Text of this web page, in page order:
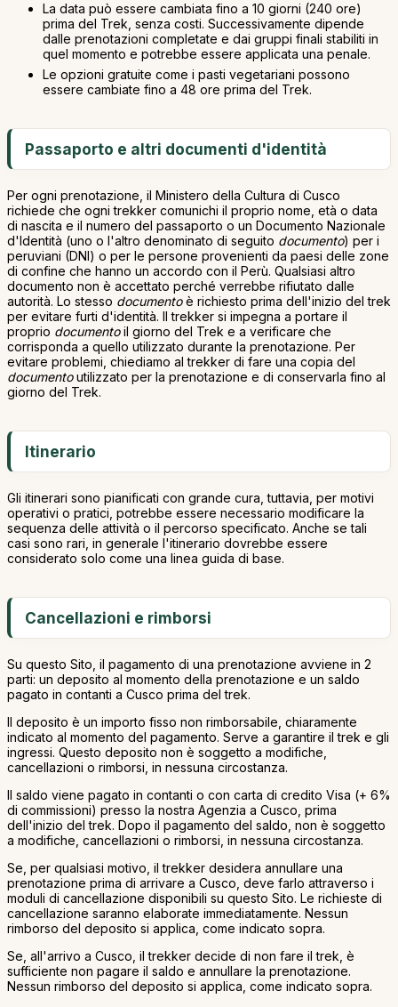
La data può essere cambiata fino a 10 giorni (240 ore)
prima del Trek, senza costi. Successivamente dipende
dalle prenotazioni completate e dai gruppi finali stabiliti in
quel momento e potrebbe essere applicata una penale.
Le opzioni gratuite come i pasti vegetariani possono
essere cambiate fino a 48 ore prima del Trek.
Passaporto e altri documenti d'identità
Per ogni prenotazione, il Ministero della Cultura di Cusco
richiede che ogni trekker comunichi il proprio nome, età o data
di nascita e il numero del passaporto o un Documento Nazionale
d'Identità (uno o l'altro denominato di seguito documento) per i
peruviani (DNI) o per le persone provenienti da paesi delle zone
di confine che hanno un accordo con il Perù. Qualsiasi altro
documento non è accettato perché verrebbe rifiutato dalle
autorità. Lo stesso documentoè richiesto prima dell'inizio del trek
per evitare furti d'identità. Il trekker si impegna a portare il
proprio documentoil giorno del Trek e a verificare che
corrisponda a quello utilizzato durante la prenotazione. Per
evitare problemi, chiediamo al trekker di fare una copia del
documentoutilizzato per la prenotazione e di conservarla fino al
giorno del Trek.
Itinerario
Gli itinerari sono pianificati con grande cura, tuttavia, per motivi
operativi o pratici, potrebbe essere necessario modificare la
sequenza delle attività o il percorso specificato. Anche se tali
casi sono rari, in generale l'itinerario dovrebbe essere
considerato solo come una linea guida di base.
Cancellazioni e rimborsi
Su questo Sito, il pagamento di una prenotazione avviene in 2
parti: un deposito al momento della prenotazione e un saldo
pagato in contanti a Cusco prima del trek.
Il deposito è un importo fisso non rimborsabile, chiaramente
indicato al momento del pagamento. Serve a garantire il trek e gli
ingressi. Questo deposito non è soggetto a modifiche,
cancellazioni o rimborsi, in nessuna circostanza.
Il saldo viene pagato in contanti o con carta di credito Visa (+ 6%
di commissioni) presso la nostra Agenzia a Cusco, prima
dell'inizio del trek. Dopo il pagamento del saldo, non è soggetto
a modifiche, cancellazioni o rimborsi, in nessuna circostanza.
Se, per qualsiasi motivo, il trekker desidera annullare una
prenotazione prima di arrivare a Cusco, deve farlo attraverso i
moduli di cancellazione disponibili su questo Sito. Le richieste di
cancellazione saranno elaborate immediatamente. Nessun
rimborso del deposito si applica, come indicato sopra.
Se, all'arrivo a Cusco, il trekker decide di non fare il trek, è
sufficiente non pagare il saldo e annullare la prenotazione.
Nessun rimborso del deposito si applica, come indicato sopra.